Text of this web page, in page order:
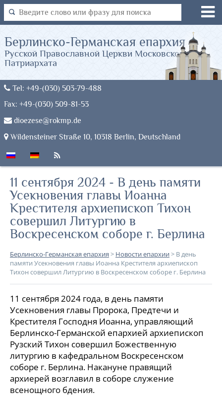
Tel: +49-(030) 503-79-488
Fax: +49-(030) 509-81-53
dioezese@rokmp.de
Wildensteiner Straße 10, 10318 Berlin, Deutschland
Берлинско-Германская епархия
Русской Православной Церкви Московского
Патриархата
11 сентября 2024 - В день памяти
Усекновения главы Иоанна
Крестителя архиепископ Тихон
совершил Литургию в
Воскресенском соборе г. Берлина
Берлинско-Германская епархия > Новости епархии> В день
памяти Усекновения главы Иоанна Крестителя архиепископ
Тихон совершил Литургию в Воскресенском соборе г. Берлина
11 сентября 2024 года, в день памяти
Усекновения главы Пророка, Предтечи и
Крестителя Господня Иоанна, управляющий
Берлинско-Германской епархией архиепископ
Рузский Тихон совершил Божественную
литургию в кафедральном Воскресенском
соборе г. Берлина. Накануне правящий
архиерей возглавил в соборе служение
всенощного бдения.